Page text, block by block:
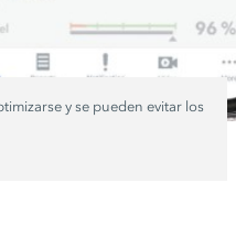
y se pueden evitar los